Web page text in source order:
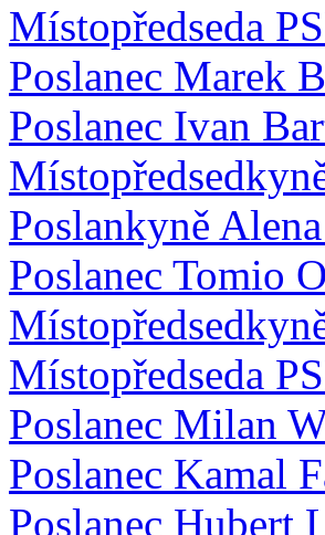
Místopředseda
Poslanec Marek
Poslanec Ivan
Poslankyně
Poslanec Tomio
Místopředseda
Poslanec Milan
Poslanec Kamal
Poslanec Hubert